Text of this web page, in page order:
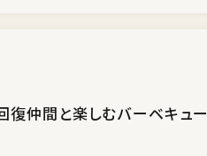
復仲間と楽しむバーベキュー